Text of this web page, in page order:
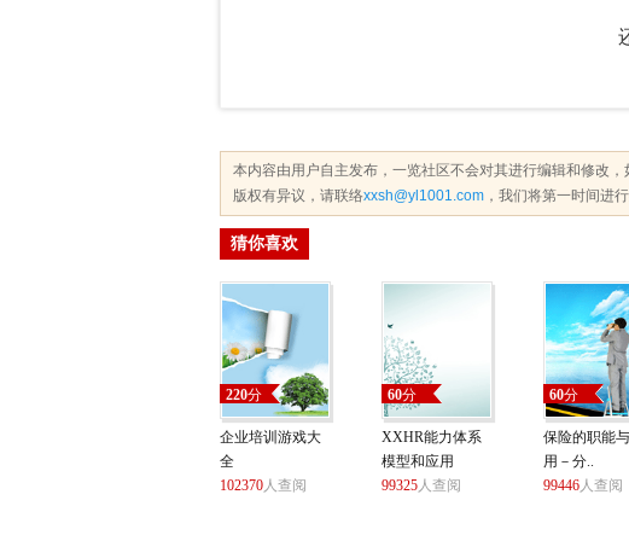
本内容由用户自主发布，一览社区不会对其进行编辑和修改
版权有异议，请联络xxsh@yl1001.com ，我们将第一时间进
猜你喜欢
220分
企业培训游戏大
全
102370人查阅
60分
XXHR能力体系
模型和应用
99325人查阅
60分
保险的职能
用－分..
99446人查阅